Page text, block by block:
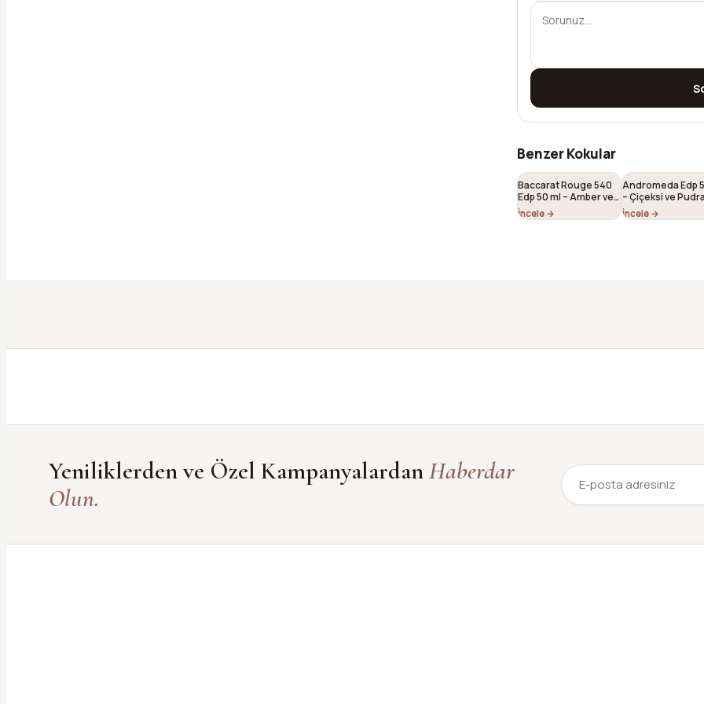
Benzer Kokular
Baccarat Rouge 540
Edp 50 ml – Amber ve
Tatlı Unisex Parfümü
(U-067)
İncele →
Andromeda Edp
– Çiçeksi ve
Unisex Parfümü
182)
İncele →
Yeniliklerden ve Özel KampanyalardanHaberdar
Olun.